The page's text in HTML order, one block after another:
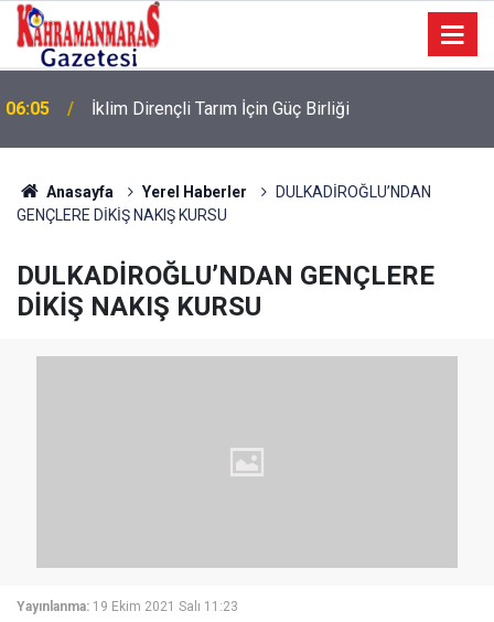
06:01
“Tour Of Kahramanmaraş” Uluslararası Yol Bisikleti
Turnuvası Tamamlandı
Anasayfa Yerel Haberler
DULKADİROĞLU’NDAN
GENÇLERE DİKİŞ NAKIŞ KURSU
DULKADİROĞLU’NDAN GENÇLERE
DİKİŞ NAKIŞ KURSU
Yayınlanma: 19 Ekim 2021 Salı 11:23